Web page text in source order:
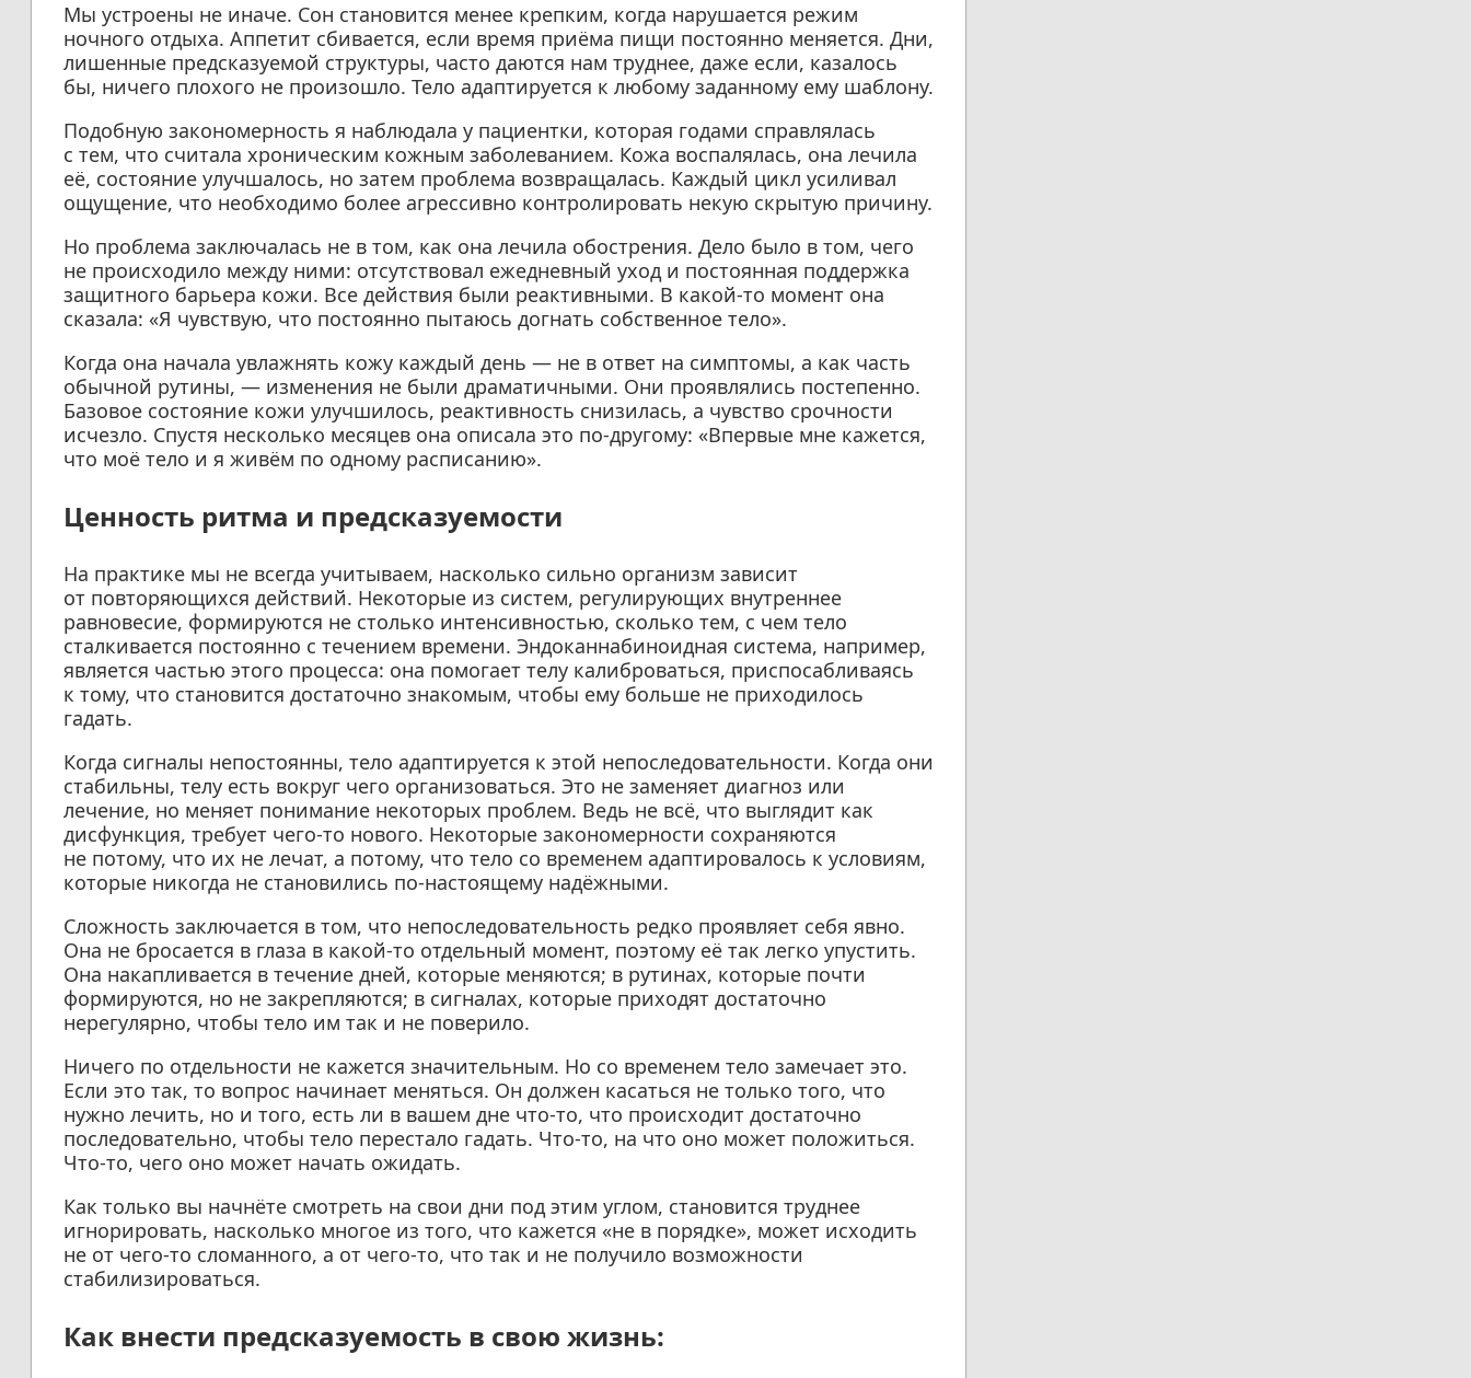
Мы устроены не иначе. Сон становится менее крепким, когда нарушается режим
ночного отдыха. Аппетит сбивается, если время приёма пищи постоянно меняется. Дни,
лишенные предсказуемой структуры, часто даются нам труднее, даже если, казалось
бы, ничего плохого не произошло. Тело адаптируется к любому заданному ему шаблону.
Подобную закономерность я наблюдала у пациентки, которая годами справлялась
с тем, что считала хроническим кожным заболеванием. Кожа воспалялась, она лечила
её, состояние улучшалось, но затем проблема возвращалась. Каждый цикл усиливал
ощущение, что необходимо более агрессивно контролировать некую скрытую причину.
Но проблема заключалась не в том, как она лечила обострения. Дело было в том, чего
не происходило между ними: отсутствовал ежедневный уход и постоянная поддержка
защитного барьера кожи. Все действия были реактивными. В какой-то момент она
сказала: «Я чувствую, что постоянно пытаюсь догнать собственное тело».
Когда она начала увлажнять кожу каждый день — не в ответ на симптомы, а как часть
обычной рутины, — изменения не были драматичными. Они проявлялись постепенно.
Базовое состояние кожи улучшилось, реактивность снизилась, а чувство срочности
исчезло. Спустя несколько месяцев она описала это по-другому: «Впервые мне кажется,
что моё тело и я живём по одному расписанию».
Ценность ритма и предсказуемости
На практике мы не всегда учитываем, насколько сильно организм зависит
от повторяющихся действий. Некоторые из систем, регулирующих внутреннее
равновесие, формируются не столько интенсивностью, сколько тем, с чем тело
сталкивается постоянно с течением времени. Эндоканнабиноидная система, например,
является частью этого процесса: она помогает телу калиброваться, приспосабливаясь
к тому, что становится достаточно знакомым, чтобы ему больше не приходилось
гадать.
Когда сигналы непостоянны, тело адаптируется к этой непоследовательности. Когда они
стабильны, телу есть вокруг чего организоваться. Это не заменяет диагноз или
лечение, но меняет понимание некоторых проблем. Ведь не всё, что выглядит как
дисфункция, требует чего-то нового. Некоторые закономерности сохраняются
не потому, что их не лечат, а потому, что тело со временем адаптировалось к условиям,
которые никогда не становились по-настоящему надёжными.
Сложность заключается в том, что непоследовательность редко проявляет себя явно.
Она не бросается в глаза в какой-то отдельный момент, поэтому её так легко упустить.
Она накапливается в течение дней, которые меняются; в рутинах, которые почти
формируются, но не закрепляются; в сигналах, которые приходят достаточно
нерегулярно, чтобы тело им так и не поверило.
Ничего по отдельности не кажется значительным. Но со временем тело замечает это.
Если это так, то вопрос начинает меняться. Он должен касаться не только того, что
нужно лечить, но и того, есть ли в вашем дне что-то, что происходит достаточно
последовательно, чтобы тело перестало гадать. Что-то, на что оно может положиться.
Что-то, чего оно может начать ожидать.
Как только вы начнёте смотреть на свои дни под этим углом, становится труднее
игнорировать, насколько многое из того, что кажется «не в порядке», может исходить
не от чего-то сломанного, а от чего-то, что так и не получило возможности
стабилизироваться.
Как внести предсказуемость в свою жизнь: